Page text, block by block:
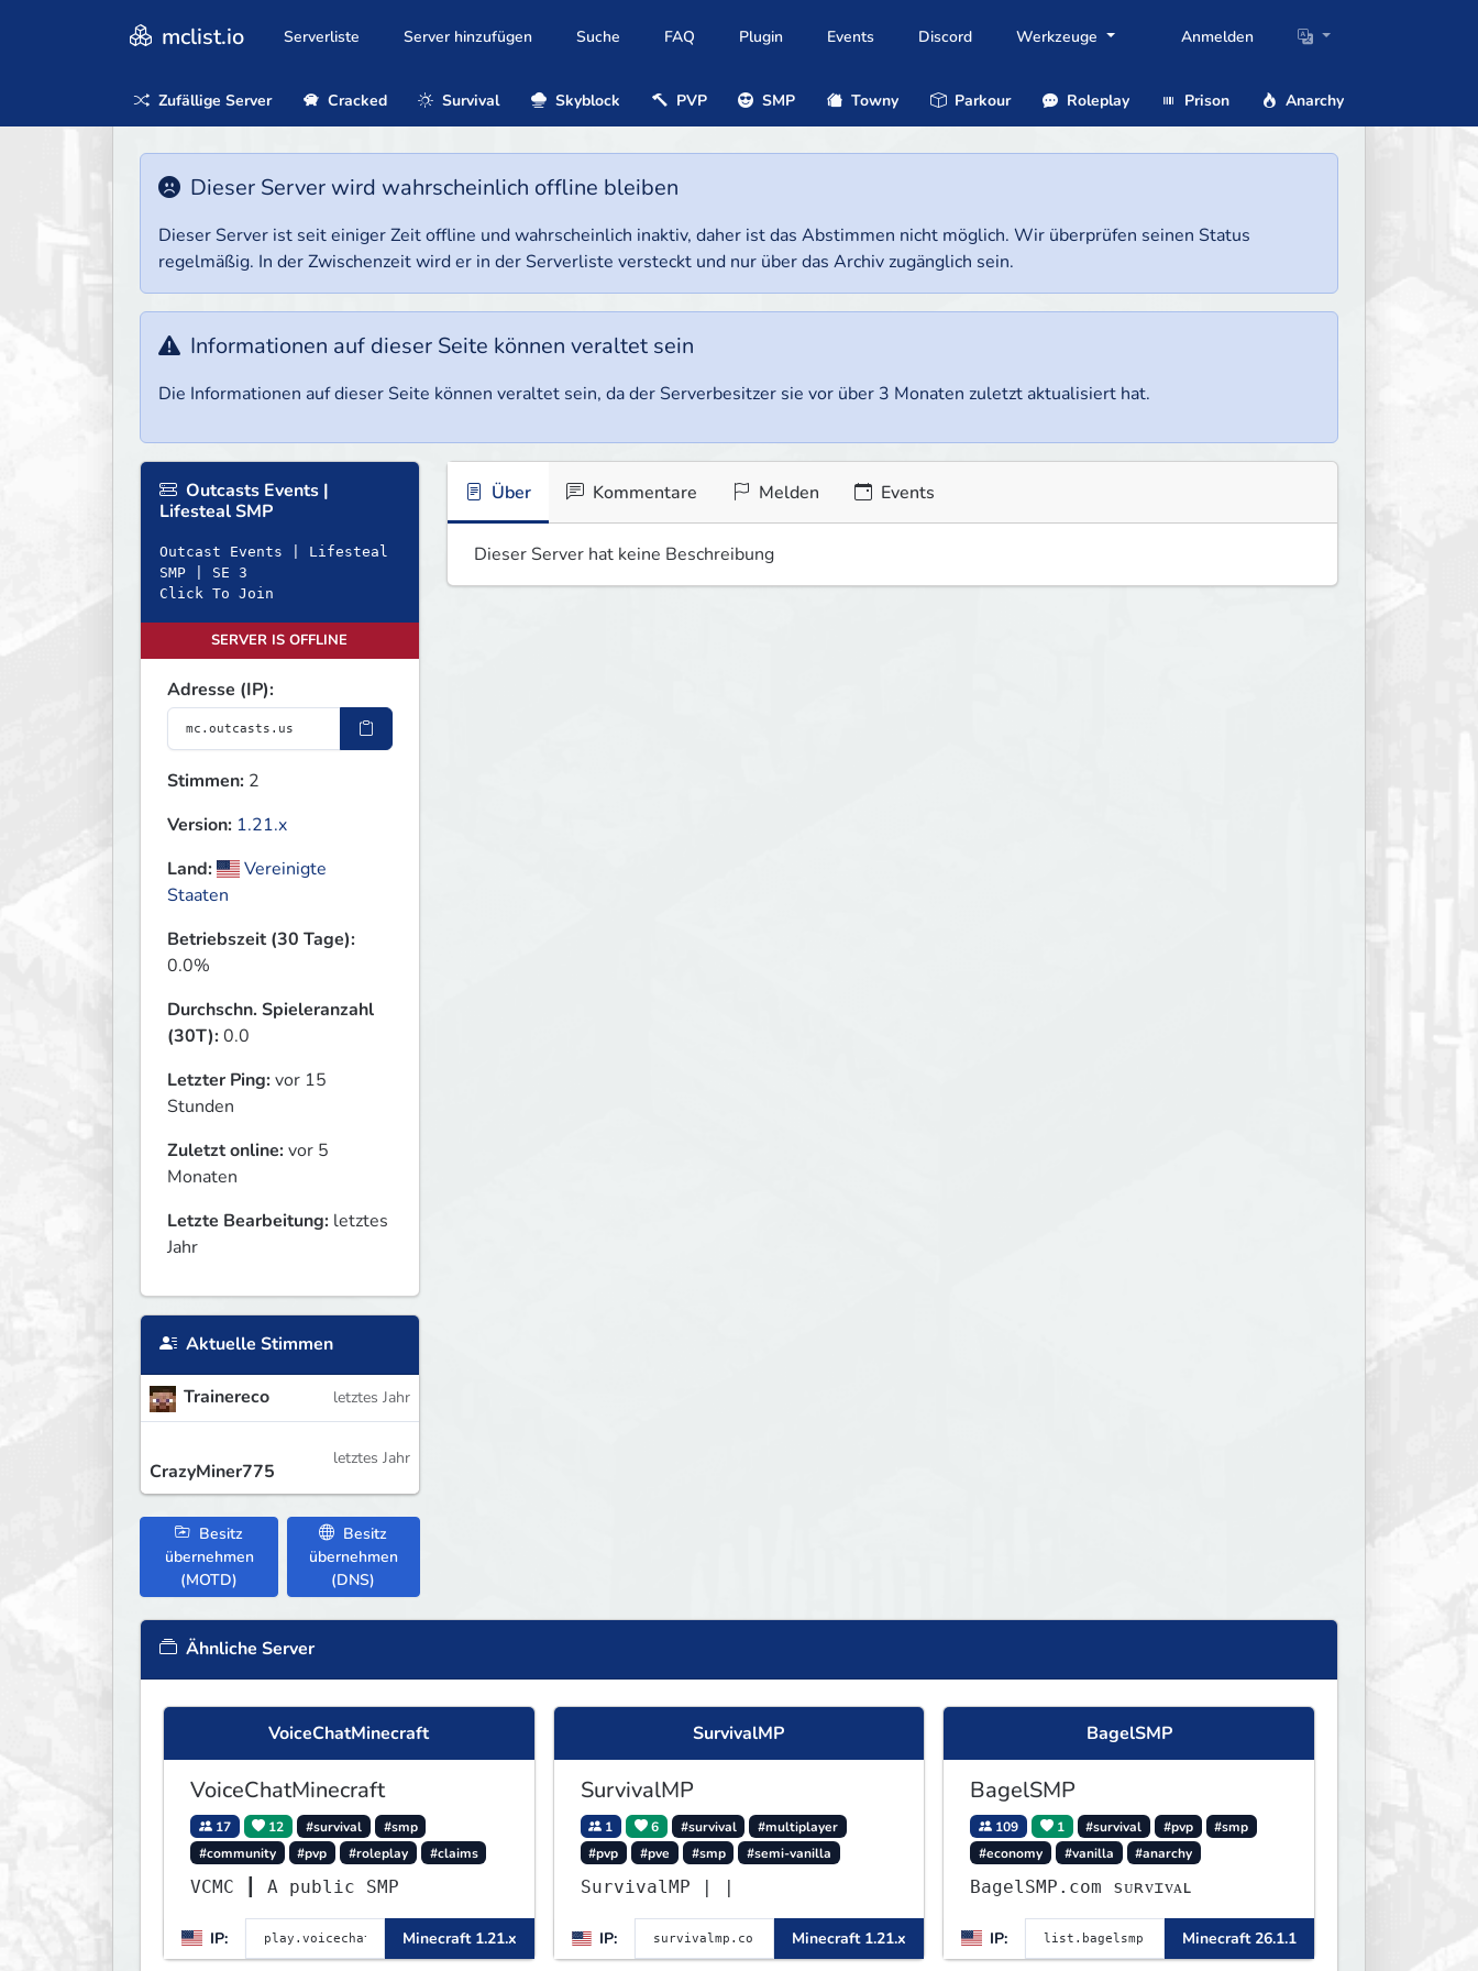
mclist.io Serverliste Server hinzufügen Suche FAQ Plugin Events Discord Werkzeuge Anmelden
Zufällige Server Cracked Survival Skyblock PVP SMP Towny Parkour Roleplay Prison Anarchy
Dieser Server wird wahrscheinlich offline bleiben
Dieser Server ist seit einiger Zeit offline und wahrscheinlich inaktiv, daher ist das Abstimmen nicht möglich. Wir überprüfen seinen Status
regelmäßig. In der Zwischenzeit wird er in der Serverliste versteckt und nur über das Archiv zugänglich sein.
Informationen auf dieser Seite können veraltet sein
Die Informationen auf dieser Seite können veraltet sein, da der Serverbesitzer sie vor über 3 Monaten zuletzt aktualisiert hat.
Outcasts Events |
Lifesteal SMP
Outcast Events | Lifesteal
SMP | SE 3
Click To Join
SERVER IS OFFLINE
Adresse (IP):
Stimmen: 2
Version: 1.21.x
Land:
Vereinigte
Staaten
Betriebszeit (30 Tage):
0.0%
Durchschn. Spieleranzahl
(30T):0.0
Letzter Ping:vor 15
Stunden
Zuletzt online:vor 5
Monaten
Letzte Bearbeitung: letztes
Jahr
Aktuelle Stimmen
Trainereco letztes Jahr
CrazyMiner775
letztes Jahr
Besitz
übernehmen
(MOTD)
Besitz
übernehmen
(DNS)
Über Kommentare Melden Events
Dieser Server hat keine Beschreibung
Ähnliche Server
VoiceChatMinecraft
VoiceChatMinecraft
17 12 #survival
#smp
#community
#pvp #roleplay #claims
VCMC ┃ A public SMP
IP: Minecraft 1.21.x
SurvivalMP
SurvivalMP
1 6 #survival
#multiplayer
#pvp
#pve #smp #semi-vanilla
SurvivalMP | |
IP: Minecraft 1.21.x
BagelSMP
BagelSMP
109 1 #survival #pvp
#smp
#economy
#vanilla #anarchy
BagelSMP.com ѕᴜʀᴠɪᴠᴀʟ
IP: Minecraft 26.1.1